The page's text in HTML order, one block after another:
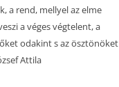
a rend, mellyel az elme
a véges végtelent, a
odakint s az ösztönöket
Attila